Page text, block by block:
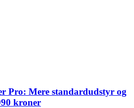
Pro: Mere standardudstyr og
kroner